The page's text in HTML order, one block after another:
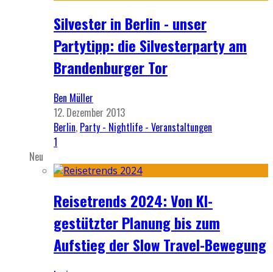
Silvester in Berlin - unser
Partytipp: die Silvesterparty am
Brandenburger Tor
Ben Müller
12. Dezember 2013
Berlin, Party - Nightlife - Veranstaltungen
1
Neu
Reisetrends 2024: Von KI-
gestützter Planung bis zum
Aufstieg der Slow Travel-Bewegung